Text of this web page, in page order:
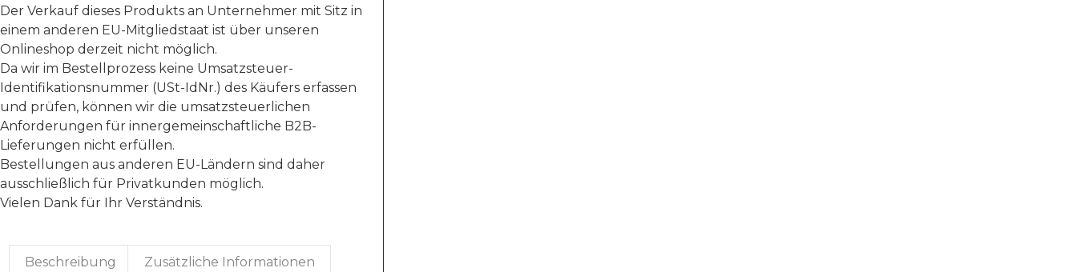
Der Verkauf dieses Produkts an Unternehmer mit Sitz in
einem anderen EU-Mitgliedstaat ist über unseren
Onlineshop derzeit nicht möglich.
Da wir im Bestellprozess keine Umsatzsteuer-
Identifikationsnummer (USt-IdNr.) des Käufers erfassen
und prüfen, können wir die umsatzsteuerlichen
Anforderungen für innergemeinschaftliche B2B-
Lieferungen nicht erfüllen.
Bestellungen aus anderen EU-Ländern sind daher
ausschließlich für Privatkunden möglich.
Vielen Dank für Ihr Verständnis.
Beschreibung Zusätzliche Informationen